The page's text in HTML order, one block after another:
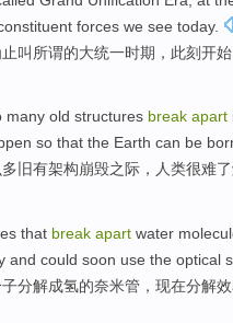
forces we see today.
叫所谓的大统一时期 ，此刻开始
many old structures break apart
so that the Earth can be
多 旧有架构崩毁之际， 人类很难
that break apart water
and could soon use the optical
分解成氢的奈米管 ， 现在分解